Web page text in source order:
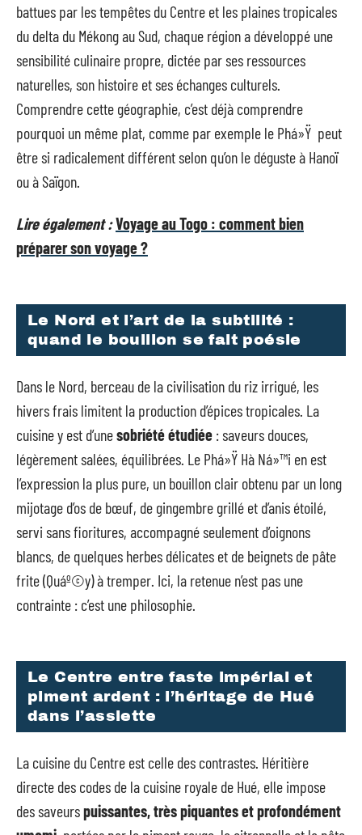
battues par les tempêtes du Centre et les plaines tropicales
du delta du Mékong au Sud, chaque région a développé une
sensibilité culinaire propre, dictée par ses ressources
naturelles, son histoire et ses échanges culturels.
Comprendre cette géographie, c’est déjà comprendre
pourquoi un même plat, comme par exemple le Phá»Ÿ peut
être si radicalement différent selon qu’on le déguste à Hanoï
ou à Saïgon.
Lire également :Voyage au Togo : comment bien
préparer son voyage ?
Le Nord et l’art de la subtilité :
quand le bouillon se fait poésie
Dans le Nord, berceau de la civilisation du riz irrigué, les
hivers frais limitent la production d’épices tropicales. La
cuisine y est d’unesobriété étudiée : saveurs douces,
légèrement salées, équilibrées. Le Phá»Ÿ Hà Ná»™i en est
l’expression la plus pure, un bouillon clair obtenu par un long
mijotage d’os de bœuf, de gingembre grillé et d’anis étoilé,
servi sans fioritures, accompagné seulement d’oignons
blancs, de quelques herbes délicates et de beignets de pâte
frite (Quáº©y) à tremper. Ici, la retenue n’est pas une
contrainte : c’est une philosophie.
Le Centre entre faste impérial et
piment ardent : l’héritage de Hué
dans l’assiette
La cuisine du Centre est celle des contrastes. Héritière
directe des codes de la cuisine royale de Hué, elle impose
des saveurspuissantes, très piquantes et profondément